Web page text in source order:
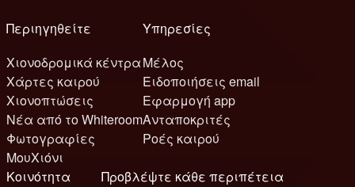
Περιηγηθείτε
Χιονοδρομικά κέντρα
Χάρτες καιρού
Χιονοπτώσεις
Νέα από το Whiteroom
Φωτογραφίες
ΜουΧιόνι
Υπηρεσίες
Μέλος
Ειδοποιήσεις email
Εφαρμογή app
Ανταποκριτές
Ροές καιρού
Κοινότητα
Προβλέψτε κάθε περιπέτεια